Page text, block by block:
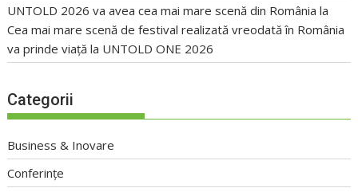
UNTOLD 2026 va avea cea mai mare scenă din România la
Cea mai mare scenă de festival realizată vreodată în România
va prinde viață la UNTOLD ONE 2026
Categorii
Business & Inovare
Conferințe